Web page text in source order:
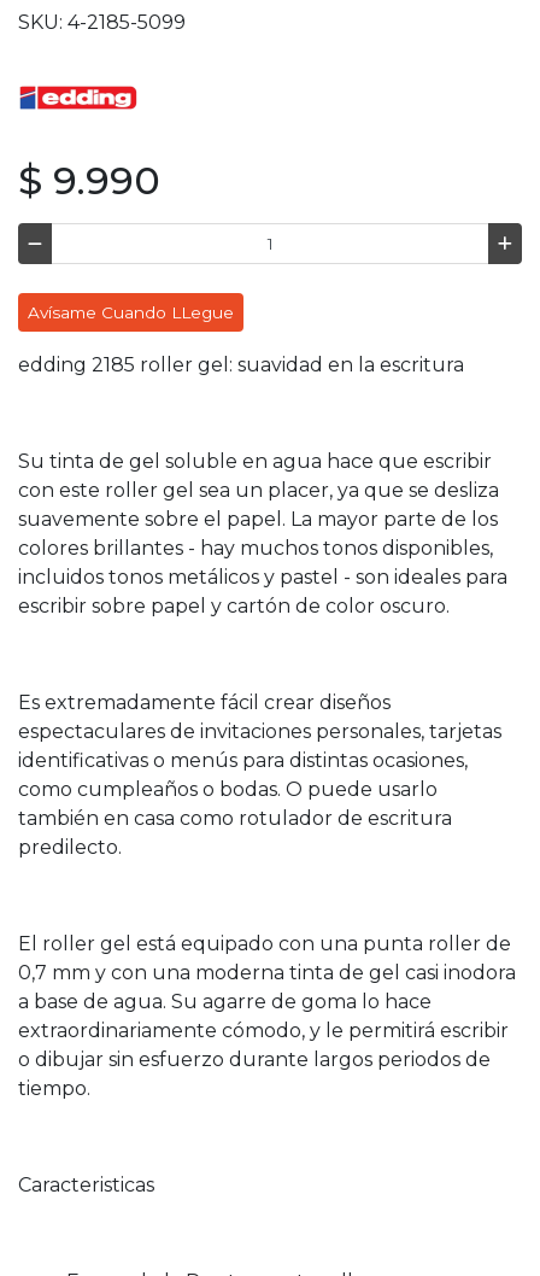
SKU: 4-2185-5099
$ 9.990
Avísame Cuando LLegue
edding 2185 roller gel: suavidad en la escritura
Su tinta de gel soluble en agua hace que escribir
con este roller gel sea un placer, ya que se desliza
suavemente sobre el papel. La mayor parte de los
colores brillantes - hay muchos tonos disponibles,
incluidos tonos metálicos y pastel - son ideales para
escribir sobre papel y cartón de color oscuro.
Es extremadamente fácil crear diseños
espectaculares de invitaciones personales, tarjetas
identificativas o menús para distintas ocasiones,
como cumpleaños o bodas. O puede usarlo
también en casa como rotulador de escritura
predilecto.
El roller gel está equipado con una punta roller de
0,7 mm y con una moderna tinta de gel casi inodora
a base de agua. Su agarre de goma lo hace
extraordinariamente cómodo, y le permitirá escribir
o dibujar sin esfuerzo durante largos periodos de
tiempo.
Caracteristicas